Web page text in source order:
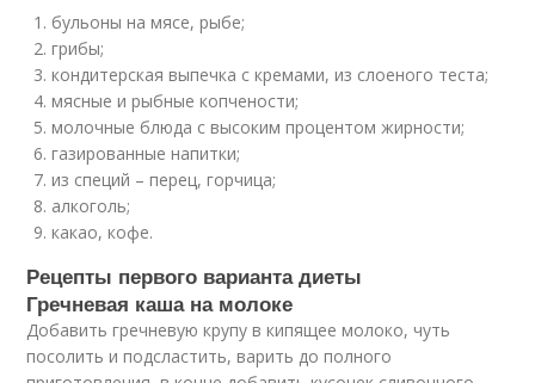
бульоны на мясе, рыбе;
грибы;
кондитерская выпечка с кремами, из слоеного теста;
мясные и рыбные копчености;
молочные блюда с высоким процентом жирности;
газированные напитки;
из специй – перец, горчица;
алкоголь;
какао, кофе.
Рецепты первого варианта диеты
Гречневая каша на молоке
Добавить гречневую крупу в кипящее молоко, чуть
посолить и подсластить, варить до полного